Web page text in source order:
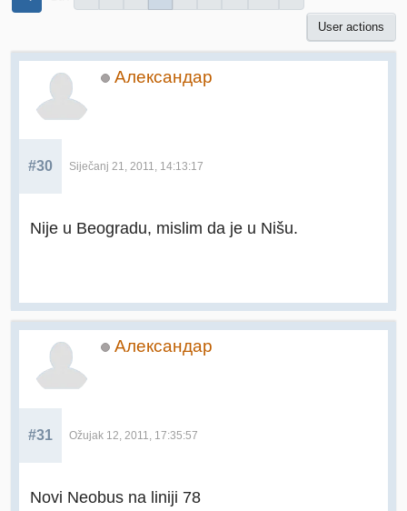
User actions
Александар
#30 Siječanj 21, 2011, 14:13:17
Nije u Beogradu, mislim da je u Nišu.
Александар
#31 Ožujak 12, 2011, 17:35:57
Novi Neobus na liniji 78